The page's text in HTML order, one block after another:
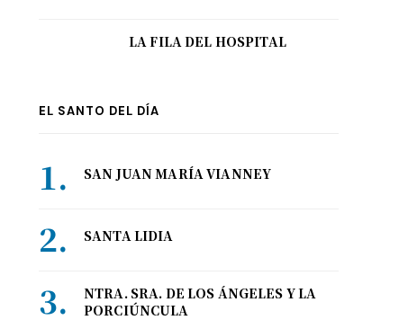
LA FILA DEL HOSPITAL
EL SANTO DEL DÍA
SAN JUAN MARÍA VIANNEY
SANTA LIDIA
NTRA. SRA. DE LOS ÁNGELES Y LA
PORCIÚNCULA